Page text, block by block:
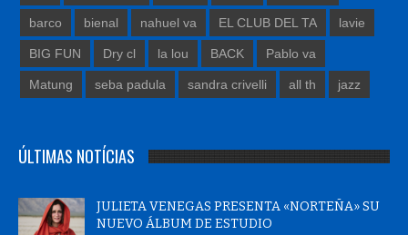
barco bienal nahuel va EL CLUB DEL TA lavie
BIG FUN Dry cl la lou BACK Pablo va
Matung seba padula sandra crivelli all th jazz
ÚLTIMAS NOTÍCIAS
JULIETA VENEGAS PRESENTA «NORTEÑA» SU
NUEVO ÁLBUM DE ESTUDIO